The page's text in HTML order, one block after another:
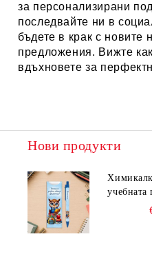
за персонализирани
последвайте ни в
бъдете в крак с новите
предложения. Вижте
вдъхновете за
Нови продукти
учебната